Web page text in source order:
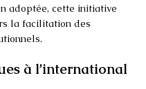
adoptée, cette initiative
la facilitation des
à l’international